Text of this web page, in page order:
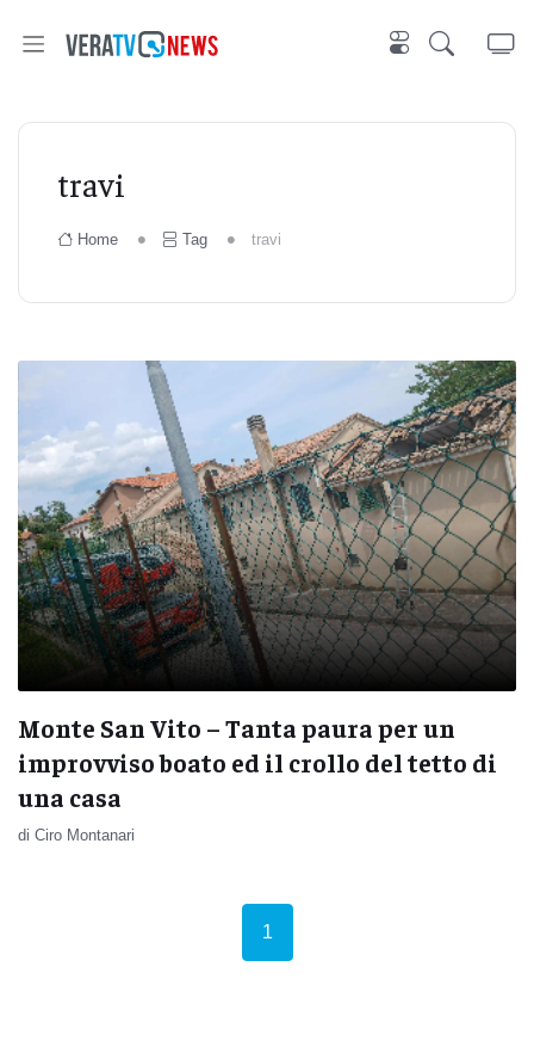
travi
Home Tag travi
Monte San Vito – Tanta paura per un
improvviso boato ed il crollo del tetto di
una casa
di Ciro Montanari
1